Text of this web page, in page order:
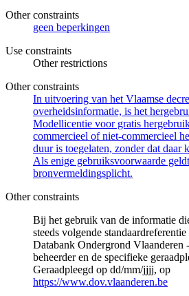
Other constraints
geen beperkingen
Use constraints
Other restrictions
Other constraints
In uitvoering van het Vlaamse
overheidsinformatie, is het
Modellicentie voor gratis
commercieel of niet-commercieel
duur is toegelaten, zonder dat daar
Als enige gebruiksvoorwaarde
bronvermeldingsplicht.
Other constraints
Bij het gebruik van de informatie
steeds volgende
Databank Ondergrond Vlaanderen
beheerder en de specifieke
Geraadpleegd op dd/mm/jjjj, op
https://www.dov.vlaanderen.be